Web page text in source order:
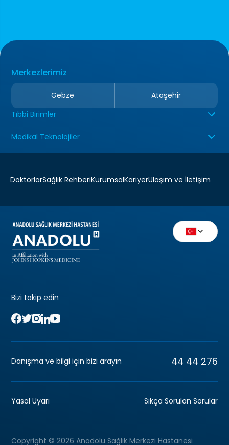
Merkezlerimiz
Gebze
Ataşehir
Tıbbi Birimler
Medikal Teknolojiler
DoktorlarSağlık RehberiKurumsalKariyerUlaşım ve İletişim
Bizi takip edin
Danışma ve bilgi için bizi arayın 44 44 276
Yasal Uyarı Sıkça Sorulan Sorular
Copyright © 2026 Anadolu Sağlık Merkezi Hastanesi